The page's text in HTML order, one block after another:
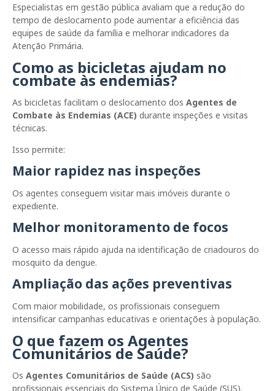
Especialistas em gestão pública avaliam que a redução do
tempo de deslocamento pode aumentar a eficiência das
equipes de saúde da família e melhorar indicadores da
Atenção Primária.
Como as bicicletas ajudam no
combate às endemias?
As bicicletas facilitam o deslocamento dos Agentes de
Combate às Endemias (ACE) durante inspeções e visitas
técnicas.
Isso permite:
Maior rapidez nas inspeções
Os agentes conseguem visitar mais imóveis durante o
expediente.
Melhor monitoramento de focos
O acesso mais rápido ajuda na identificação de criadouros do
mosquito da dengue.
Ampliação das ações preventivas
Com maior mobilidade, os profissionais conseguem
intensificar campanhas educativas e orientações à população.
O que fazem os Agentes
Comunitários de Saúde?
Os Agentes Comunitários de Saúde (ACS) são
profissionais essenciais do Sistema Único de Saúde (SUS).